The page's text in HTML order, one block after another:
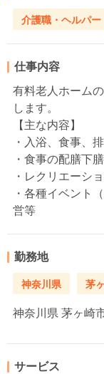
介護職・ヘルパー
仕事内容
有料老人ホーム
します。
【主な内容】
・入浴、食事、
・食事の配膳下
・レクリエーシ
・各種イベント
営等
勤務地
神奈川県 茅
神奈川県 茅ヶ崎
サービス